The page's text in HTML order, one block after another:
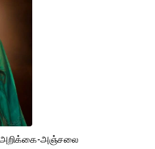
அறிக்கை-அஞ்சலை